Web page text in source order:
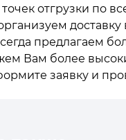
отгрузки по
предлагаем
Вам более
заявку и